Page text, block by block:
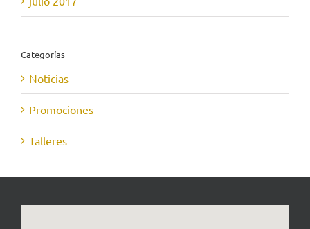
Categorías
Noticias
Promociones
Talleres